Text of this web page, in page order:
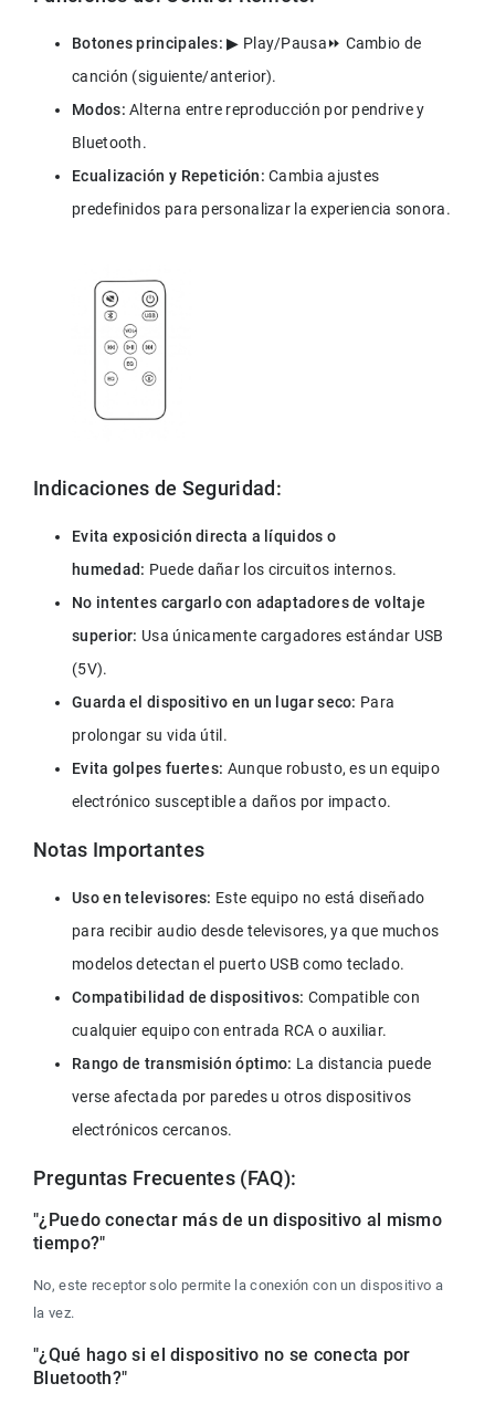
Botones principales: ▶ Play/Pausa⏩ Cambio de
canción (siguiente/anterior).
Modos: Alterna entre reproducción por pendrive y
Bluetooth.
Ecualización y Repetición: Cambia ajustes
predefinidos para personalizar la experiencia sonora.
Indicaciones de Seguridad:
Evita exposición directa a líquidos o
humedad: Puede dañar los circuitos internos.
No intentes cargarlo con adaptadores de voltaje
superior: Usa únicamente cargadores estándar USB
(5V).
Guarda el dispositivo en un lugar seco: Para
prolongar su vida útil.
Evita golpes fuertes: Aunque robusto, es un equipo
electrónico susceptible a daños por impacto.
Notas Importantes
Uso en televisores: Este equipo no está diseñado
para recibir audio desde televisores, ya que muchos
modelos detectan el puerto USB como teclado.
Compatibilidad de dispositivos: Compatible con
cualquier equipo con entrada RCA o auxiliar.
Rango de transmisión óptimo: La distancia puede
verse afectada por paredes u otros dispositivos
electrónicos cercanos.
Preguntas Frecuentes (FAQ):
"¿Puedo conectar más de un dispositivo al mismo
tiempo?"
No, este receptor solo permite la conexión con un dispositivo a
la vez.
"¿Qué hago si el dispositivo no se conecta por
Bluetooth?"